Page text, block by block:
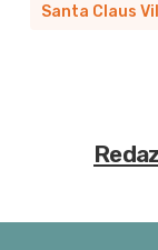
Santa Claus